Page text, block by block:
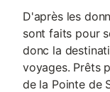
D'après les
sont faits pour
donc la
voyages. Prêts
de la Pointe de